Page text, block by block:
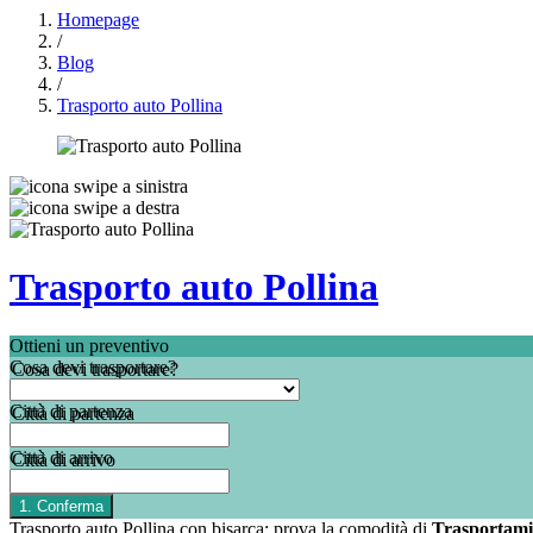
Homepage
/
Blog
/
Trasporto auto Pollina
Trasporto auto Pollina
Ottieni un preventivo
Cosa devi trasportare?
Città di partenza
Città di arrivo
Trasporto auto Pollina con bisarca: prova la comodità di Trasportami